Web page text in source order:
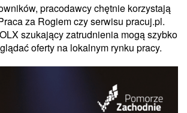
pracodawcy chętnie korzystają
za Rogiem czy serwisu pracuj.pl.
szukający zatrudnienia mogą szybko
oferty na lokalnym rynku pracy.